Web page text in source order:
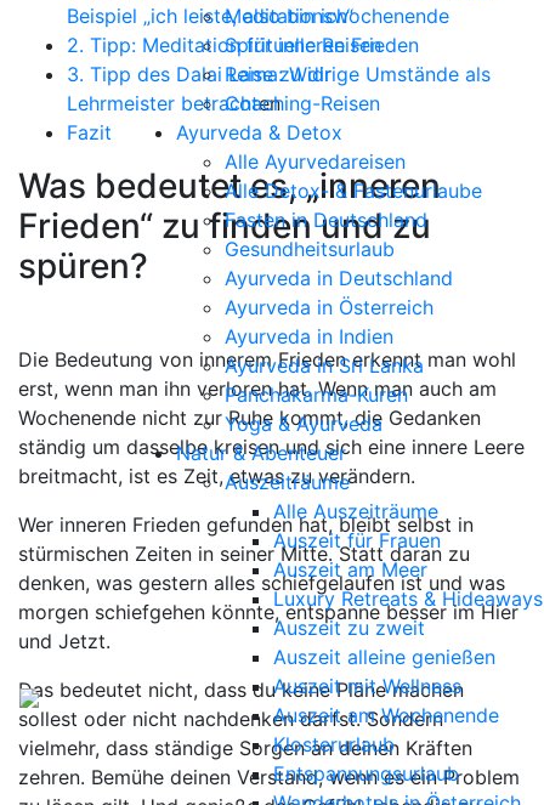
Meditationswochenende
Spirituelle Reisen
Reise zu dir
Coaching-Reisen
Ayurveda & Detox
Alle Ayurvedareisen
Alle Detox- & Fastenurlaube
Fasten in Deutschland
Gesundheitsurlaub
Ayurveda in Deutschland
Ayurveda in Österreich
Ayurveda in Indien
Ayurveda in Sri Lanka
Panchakarma-Kuren
Yoga & Ayurveda
Natur & Abenteuer
Auszeiträume
Alle Auszeiträume
Auszeit für Frauen
Auszeit am Meer
Luxury Retreats & Hideaways
Auszeit zu zweit
Auszeit alleine genießen
Auszeit mit Wellness
Auszeit am Wochenende
Klosterurlaub
Entspannungsurlaub
Beispiel „ich leiste, also bin ich“
2. Tipp: Meditation für inneren Frieden
3. Tipp des Dalai Lama: Widrige Umstände als
Lehrmeister betrachten
Fazit
Was bedeutet es, „inneren
Frieden“ zu finden und zu
spüren?
Die Bedeutung von innerem Frieden erkennt man wohl
erst, wenn man ihn verloren hat. Wenn man auch am
Wochenende nicht zur Ruhe kommt, die Gedanken
ständig um dasselbe kreisen und sich eine innere Leere
breitmacht, ist es Zeit, etwas zu verändern.
Wer inneren Frieden gefunden hat, bleibt selbst in
stürmischen Zeiten in seiner Mitte. Statt daran zu
denken, was gestern alles schiefgelaufen ist und was
morgen schiefgehen könnte, entspanne besser im Hier
und Jetzt.
Das bedeutet nicht, dass du keine Pläne machen
sollest oder nicht nachdenken darfst. Sondern
vielmehr, dass ständige Sorgen an deinen Kräften
zehren. Bemühe deinen Verstand, wenn es ein Problem